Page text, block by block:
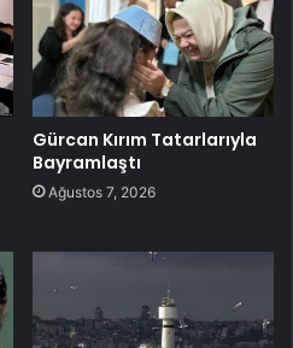
Gürcan Kırım Tatarlarıyla
Bayramlaştı
Ağustos 7, 2026